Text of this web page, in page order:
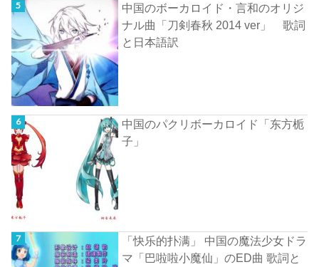
中国のボーカロイド・言和のオリジ
ナル曲「刀剣春秋 2014 ver」 歌詞
と日本語訳
中国のパクリボーカロイド「东方栀
子」
「快乐的扑满」 中国の魔法少女ドラ
マ「巴啦啦小魔仙」のED曲 歌詞と